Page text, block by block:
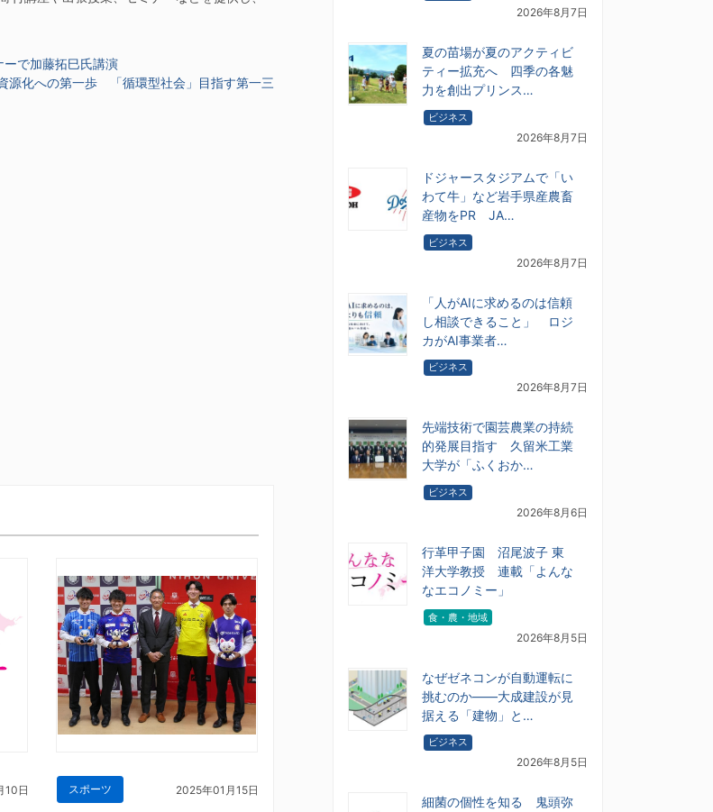
で加藤拓巳氏講演
源化への第一歩 「循環型社会」目指す第一三
10日 スポーツ 2025年01月15日
2026年8月7日
夏の苗場が夏のアクティビ
ティー拡充へ 四季の各魅
力を創出プリンス…
ビジネス
2026年8月7日
ドジャースタジアムで「い
わて牛」など岩手県産農畜
産物をPR JA…
ビジネス
2026年8月7日
「人がAIに求めるのは信頼
し相談できること」 ロジ
カがAI事業者…
ビジネス
2026年8月7日
先端技術で園芸農業の持続
的発展目指す 久留米工業
大学が「ふくおか…
ビジネス
2026年8月6日
行革甲子園 沼尾波子 東
洋大学教授 連載「よんな
なエコノミー」
食・農・地域
2026年8月5日
なぜゼネコンが自動運転に
挑むのか――大成建設が見
据える「建物」と…
ビジネス
2026年8月5日
細菌の個性を知る 鬼頭弥